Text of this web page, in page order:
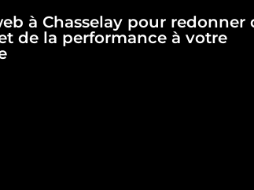
à Chasselay pour redonner
de la performance à votre